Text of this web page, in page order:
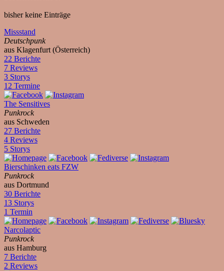
bisher keine Einträge
Missstand
Deutschpunk
aus Klagenfurt (Österreich)
22 Berichte
7 Reviews
3 Storys
12 Termine
The Sensitives
Punkrock
aus Schweden
27 Berichte
4 Reviews
5 Storys
Bierschinken eats FZW
Punkrock
aus Dortmund
30 Berichte
13 Storys
1 Termin
Narcolaptic
Punkrock
aus Hamburg
7 Berichte
2 Reviews